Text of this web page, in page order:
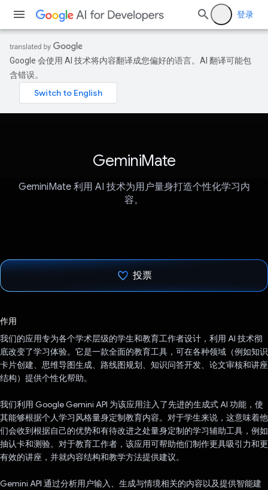
登录
Google 会使用 AI 技术将内容翻译成您偏好的语言。AI 翻译可能包
含错误。
GeminiMate
GeminiMate 利用 AI 技术为用户量身打造个性化学习内
容。
投票
作用
我们的应用专为各个学术层级的学生和教育工作者设计，利用 AI 技术彻
底改变了学习体验。它是一款全面的教育工具，可在各种领域（例如知识
卡片创建、思维导图生成、路线图规划、知识问答开发、论文审核和讲座
结构）提供个性化帮助。
我们利用 Google Gemini API 为该应用注入了先进的生成式 AI 功能，使
其能够根据个人学习风格量身定制教育内容。对于学生来说，这意味着他
们会收到根据自己的优势和有待改进之处量身定制的学习辅助工具，例如
抽认卡和测验。对于教育工作者，该应用可帮助他们制作更具吸引力和更
有效的讲座，并就内容结构和教学方法提供建议。
Gemini API 通过分析用户输入、生成与情境相关的内容以及提供智能建